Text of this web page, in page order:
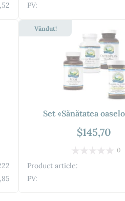
PV:
Vândut!
Set «Sănătatea
$145,70
0
Product article:
PV: